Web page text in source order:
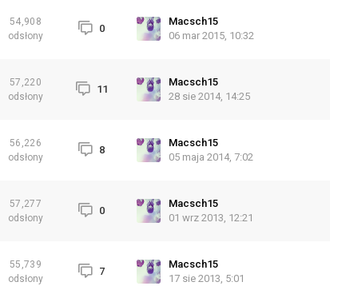
54,908
odsłony
0
Macsch15
06 mar 2015, 10:32
57,220
odsłony
11
Macsch15
28 sie 2014, 14:25
56,226
odsłony
8
Macsch15
05 maja 2014, 7:02
57,277
odsłony
0
Macsch15
01 wrz 2013, 12:21
55,739
odsłony
7
Macsch15
17 sie 2013, 5:01